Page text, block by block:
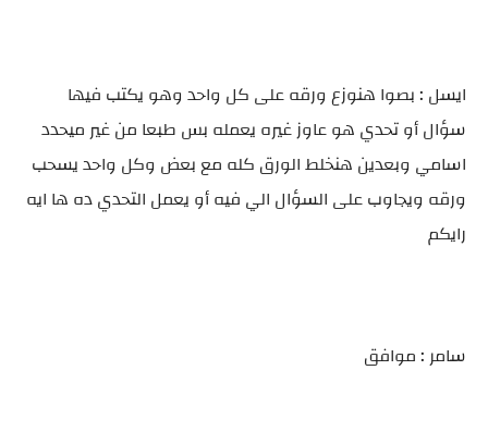
ايسل : بصوا هنوزع ورقه على كل واحد وهو يكتب فيها
سؤال أو تحدي هو عاوز غيره يعمله بس طبعا من غير ميحدد
اسامي وبعدين هنخلط الورق كله مع بعض وكل واحد يسحب
ورقه ويجاوب على السؤال الي فيه أو يعمل التحدي ده ها ايه
رايكم
سامر : موافق